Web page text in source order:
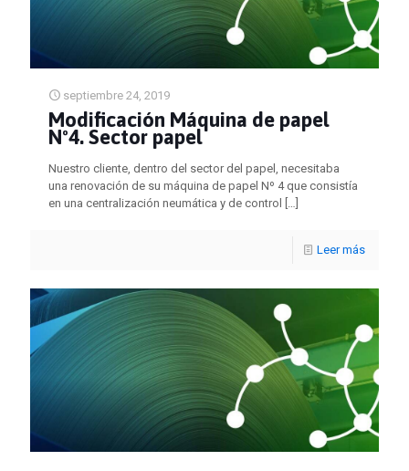
septiembre 24, 2019
Modificación Máquina de papel
Nº4. Sector papel
Nuestro cliente, dentro del sector del papel, necesitaba
una renovación de su máquina de papel Nº 4 que consistía
en una centralización neumática y de control
[…]
Leer más